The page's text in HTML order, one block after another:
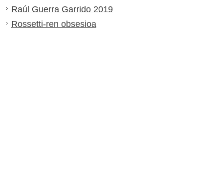
Raúl Guerra Garrido 2019
Rossetti-ren obsesioa